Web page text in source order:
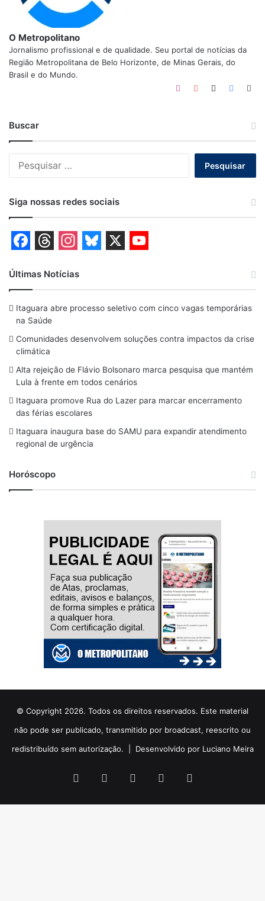
O Metropolitano
Jornalismo profissional e de qualidade. Seu portal de notícias da
Região Metropolitana de Belo Horizonte, de Minas Gerais, do
Brasil e do Mundo.
YouTube
Instagram
Buscar
Siga nossas redes sociais
a
c
e
b
o
o
k
h
r
e
a
d
s
n
s
t
a
r
a
m
u
e
s
y
u
T
u
e
Últimas Notícias
Itaguara abre processo seletivo com cinco vagas temporárias
na Saúde
Comunidades desenvolvem soluções contra impactos da crise
climática
Alta rejeição de Flávio Bolsonaro marca pesquisa que mantém
Lula à frente em todos cenários
Itaguara promove Rua do Lazer para marcar encerramento
das férias escolares
Itaguara inaugura base do SAMU para expandir atendimento
regional de urgência
Horóscopo
© Copyright 2026. Todos os direitos reservados. Este material
não pode ser publicado, transmitido por broadcast, reescrito ou
redistribuído sem autorização. | Desenvolvido por Luciano Meira
Facebook YouTubeInstagram